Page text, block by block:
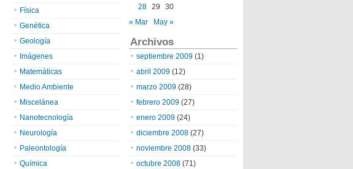
28 29
30
« Mar
May »
Archivos
septiembre 2009 (1)
abril 2009 (12)
marzo 2009 (28)
febrero 2009 (27)
enero 2009 (24)
diciembre 2008 (27)
noviembre 2008 (33)
octubre 2008 (71)
Física
Genética
Geología
Imágenes
Matemáticas
Medio Ambiente
Miscelánea
Nanotecnología
Neurología
Paleontología
Química